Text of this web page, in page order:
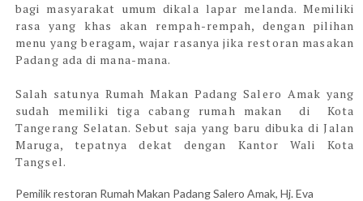
bagi masyarakat umum dikala lapar melanda. Memiliki
rasa yang khas akan rempah-rempah, dengan pilihan
menu yang beragam, wajar rasanya jika restoran masakan
Padang ada di mana-mana.
Salah satunya Rumah Makan Padang Salero Amak yang
sudah memiliki tiga cabang rumah makan
di
Kota
Tangerang Selatan. Sebut saja yang baru dibuka di Jalan
Maruga, tepatnya dekat dengan Kantor Wali Kota
Tangsel.
Pemilik restoran Rumah Makan Padang Salero Amak, Hj. Eva